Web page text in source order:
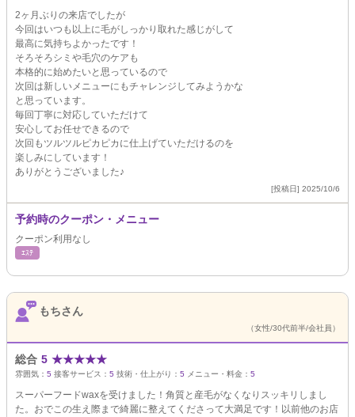
2ヶ月ぶりの来店でしたが
今回はいつも以上に毛がしっかり取れた感じがして
最高に気持ちよかったです！
そろそろシミや毛穴のケアも
本格的に始めたいと思っているので
次回は新しいメニューにもチャレンジしてみようかな
と思っています。
毎回丁寧に対応していただけて
安心してお任せできるので
次回もツルツルピカピカに仕上げていただけるのを
楽しみにしています！
ありがとうございました♪
[投稿日] 2025/10/6
予約時のクーポン・メニュー
クーポン利用なし
ｴｽﾃ
もちさん
（女性/30代前半/会社員）
総合 5 ★★★★★
雰囲気： 5 接客サービス： 5 技術・仕上がり： 5 メニュー・料金： 5
スーパーフードwaxを受けました！角質と産毛がなくなりスッキリしまし
た。おでこの生え際まで綺麗に整えてくださって大満足です！以前他のお店